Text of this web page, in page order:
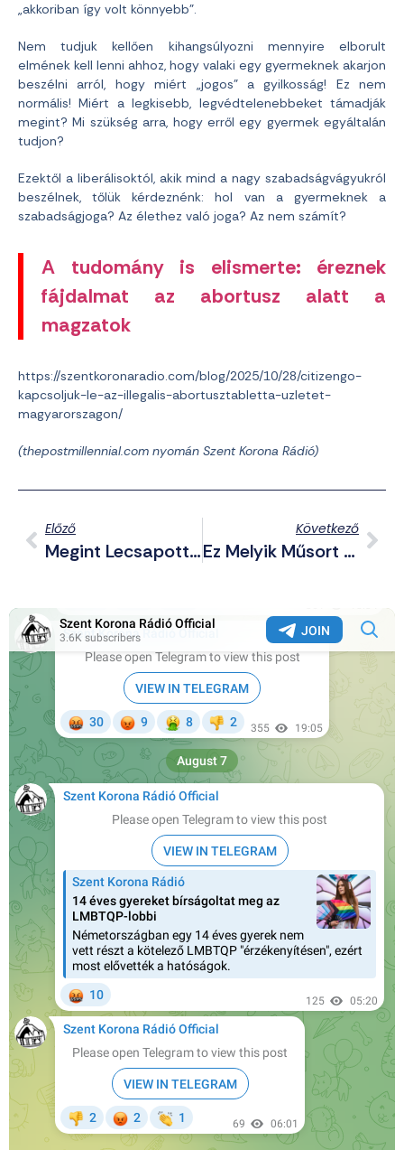
„akkoriban így volt könnyebb”.
Nem tudjuk kellően kihangsúlyozni mennyire elborult
elmének kell lenni ahhoz, hogy valaki egy gyermeknek akarjon
beszélni arról, hogy miért „jogos” a gyilkosság! Ez nem
normális! Miért a legkisebb, legvédtelenebbeket támadják
megint? Mi szükség arra, hogy erről egy gyermek egyáltalán
tudjon?
Ezektől a liberálisoktól, akik mind a nagy szabadságvágyukról
beszélnek, tőlük kérdeznénk: hol van a gyermeknek a
szabadságjoga? Az élethez való joga? Az nem számít?
A tudomány is elismerte: éreznek
fájdalmat az abortusz alatt a
magzatok
https://szentkoronaradio.com/blog/2025/10/28/citizengo-
kapcsoljuk-le-az-illegalis-abortusztabletta-uzletet-
magyarorszagon/
(thepostmillennial.com nyomán Szent Korona Rádió)
Előző
Megint Lecsapott A Gyilkos AI: Egy 23 Éves Fiú Fejbe Lőtte Magát A Chatbottal Folytatott Beszélgetés Után
Következő
Ez Melyik Műsort Nézi? Kaja Kallas Szerint Ukrajna Nem Áll Vesztésre A Háborúban